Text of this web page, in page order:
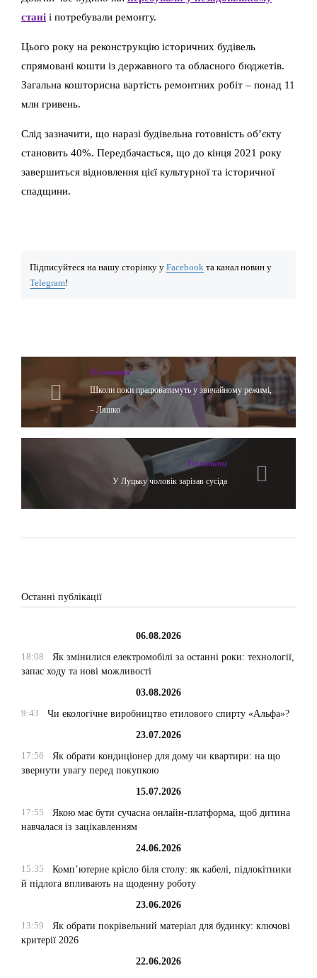
стані і потребували ремонту.
Цього року на реконструкцію історичних будівель
спрямовані кошти із державного та обласного бюджетів.
Загальна кошторисна вартість ремонтних робіт – понад 11
млн гривень.
Слід зазначити, що наразі будівельна готовність об’єкту
становить 40%. Передбачається, що до кінця 2021 року
завершиться відновлення цієї культурної та історичної
спадщини.
Підписуйтеся на нашу сторінку у Facebook та канал новин у
Telegram!
Yсі новини
Школи поки працюватимуть у звичайному режимі,
– Ляшко
Yсі новини
У Луцьку чоловік зарізав сусіда
Останні публікації
06.08.2026
18:08
Як змінилися електромобілі за останні роки: технології,
запас ходу та нові можливості
03.08.2026
9:43
Чи екологічне виробництво етилового спирту «Альфа»?
23.07.2026
17:56
Як обрати кондиціонер для дому чи квартири: на що
звернути увагу перед покупкою
15.07.2026
17:55
Якою має бути сучасна онлайн-платформа, щоб дитина
навчалася із зацікавленням
24.06.2026
15:35
Комп’ютерне крісло біля столу: як кабелі, підлокітники
й підлога впливають на щоденну роботу
23.06.2026
13:59
Як обрати покрівельний матеріал для будинку: ключові
критерії 2026
22.06.2026